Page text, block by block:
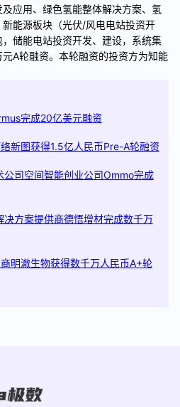
应用、绿色氢能整体解决方案、氢
能源板块（光伏/风电电站投资开
储能电站投资开发、建设，系统集
A轮融资。本轮融资的投资方为知能
完成20亿美元融资
新图获得1.5亿人民币Pre-A轮融资
司空间智能创业公司Ommo完成
方案提供商德悟增材完成数千万
明澈生物获得数千万人民币A+轮